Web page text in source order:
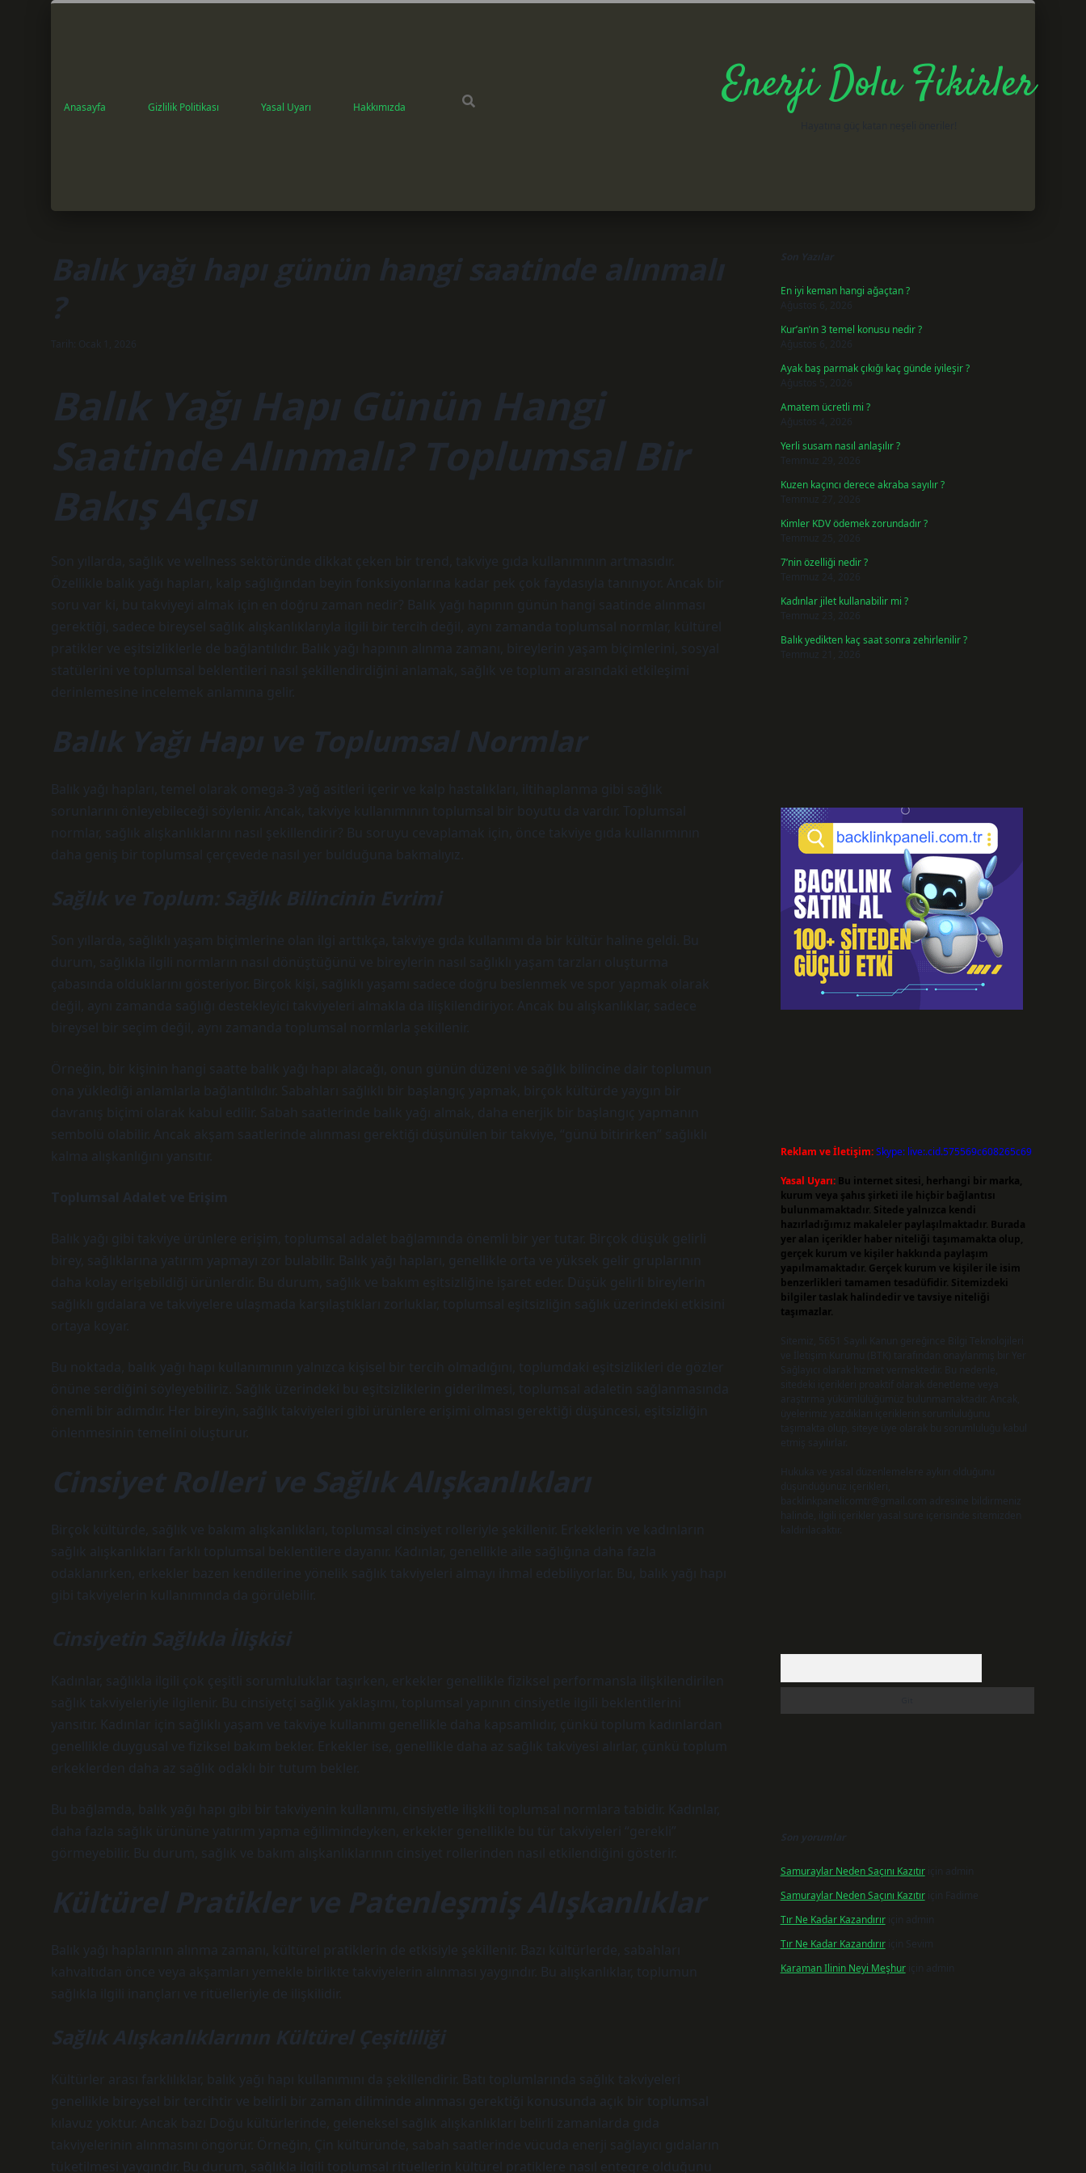
Anasayfa Gizlilik Politikası Yasal Uyarı Hakkımızda Enerji Dolu Fikirler
Balık yağı hapı günün hangi saatinde alınmalı
?
Tarih: Ocak 1, 2026
Balık Yağı Hapı Günün Hangi
Saatinde Alınmalı? Toplumsal Bir
Bakış Açısı
Son yıllarda, sağlık ve wellness sektöründe dikkat çeken bir trend, takviye gıda kullanımının artmasıdır.
Özellikle balık yağı hapları, kalp sağlığından beyin fonksiyonlarına kadar pek çok faydasıyla tanınıyor. Ancak bir
soru var ki, bu takviyeyi almak için en doğru zaman nedir? Balık yağı hapının günün hangi saatinde alınması
gerektiği, sadece bireysel sağlık alışkanlıklarıyla ilgili bir tercih değil, aynı zamanda toplumsal normlar, kültürel
pratikler ve eşitsizliklerle de bağlantılıdır. Balık yağı hapının alınma zamanı, bireylerin yaşam biçimlerini, sosyal
statülerini ve toplumsal beklentileri nasıl şekillendirdiğini anlamak, sağlık ve toplum arasındaki etkileşimi
derinlemesine incelemek anlamına gelir.
Balık Yağı Hapı ve Toplumsal Normlar
Balık yağı hapları, temel olarak omega-3 yağ asitleri içerir ve kalp hastalıkları, iltihaplanma gibi sağlık
sorunlarını önleyebileceği söylenir. Ancak, takviye kullanımının toplumsal bir boyutu da vardır. Toplumsal
normlar, sağlık alışkanlıklarını nasıl şekillendirir? Bu soruyu cevaplamak için, önce takviye gıda kullanımının
daha geniş bir toplumsal çerçevede nasıl yer bulduğuna bakmalıyız.
Sağlık ve Toplum: Sağlık Bilincinin Evrimi
Son yıllarda, sağlıklı yaşam biçimlerine olan ilgi arttıkça, takviye gıda kullanımı da bir kültür haline geldi. Bu
durum, sağlıkla ilgili normların nasıl dönüştüğünü ve bireylerin nasıl sağlıklı yaşam tarzları oluşturma
çabasında olduklarını gösteriyor. Birçok kişi, sağlıklı yaşamı sadece doğru beslenmek ve spor yapmak olarak
değil, aynı zamanda sağlığı destekleyici takviyeleri almakla da ilişkilendiriyor. Ancak bu alışkanlıklar, sadece
bireysel bir seçim değil, aynı zamanda toplumsal normlarla şekillenir.
Örneğin, bir kişinin hangi saatte balık yağı hapı alacağı, onun günün düzeni ve sağlık bilincine dair toplumun
ona yüklediği anlamlarla bağlantılıdır. Sabahları sağlıklı bir başlangıç yapmak, birçok kültürde yaygın bir
davranış biçimi olarak kabul edilir. Sabah saatlerinde balık yağı almak, daha enerjik bir başlangıç yapmanın
sembolü olabilir. Ancak akşam saatlerinde alınması gerektiği düşünülen bir takviye, “günü bitirirken” sağlıklı
kalma alışkanlığını yansıtır.
Toplumsal Adalet ve Erişim
Balık yağı gibi takviye ürünlere erişim, toplumsal adalet bağlamında önemli bir yer tutar. Birçok düşük gelirli
birey, sağlıklarına yatırım yapmayı zor bulabilir. Balık yağı hapları, genellikle orta ve yüksek gelir gruplarının
daha kolay erişebildiği ürünlerdir. Bu durum, sağlık ve bakım eşitsizliğine işaret eder. Düşük gelirli bireylerin
sağlıklı gıdalara ve takviyelere ulaşmada karşılaştıkları zorluklar, toplumsal eşitsizliğin sağlık üzerindeki etkisini
ortaya koyar.
Bu noktada, balık yağı hapı kullanımının yalnızca kişisel bir tercih olmadığını, toplumdaki eşitsizlikleri de gözler
önüne serdiğini söyleyebiliriz. Sağlık üzerindeki bu eşitsizliklerin giderilmesi, toplumsal adaletin sağlanmasında
önemli bir adımdır. Her bireyin, sağlık takviyeleri gibi ürünlere erişimi olması gerektiği düşüncesi, eşitsizliğin
önlenmesinin temelini oluşturur.
Cinsiyet Rolleri ve Sağlık Alışkanlıkları
Birçok kültürde, sağlık ve bakım alışkanlıkları, toplumsal cinsiyet rolleriyle şekillenir. Erkeklerin ve kadınların
sağlık alışkanlıkları farklı toplumsal beklentilere dayanır. Kadınlar, genellikle aile sağlığına daha fazla
odaklanırken, erkekler bazen kendilerine yönelik sağlık takviyeleri almayı ihmal edebiliyorlar. Bu, balık yağı hapı
gibi takviyelerin kullanımında da görülebilir.
Cinsiyetin Sağlıkla İlişkisi
Kadınlar, sağlıkla ilgili çok çeşitli sorumluluklar taşırken, erkekler genellikle fiziksel performansla ilişkilendirilen
sağlık takviyeleriyle ilgilenir. Bu cinsiyetçi sağlık yaklaşımı, toplumsal yapının cinsiyetle ilgili beklentilerini
yansıtır. Kadınlar için sağlıklı yaşam ve takviye kullanımı genellikle daha kapsamlıdır, çünkü toplum kadınlardan
genellikle duygusal ve fiziksel bakım bekler. Erkekler ise, genellikle daha az sağlık takviyesi alırlar, çünkü toplum
erkeklerden daha az sağlık odaklı bir tutum bekler.
Bu bağlamda, balık yağı hapı gibi bir takviyenin kullanımı, cinsiyetle ilişkili toplumsal normlara tabidir. Kadınlar,
daha fazla sağlık ürününe yatırım yapma eğilimindeyken, erkekler genellikle bu tür takviyeleri “gerekli”
görmeyebilir. Bu durum, sağlık ve bakım alışkanlıklarının cinsiyet rollerinden nasıl etkilendiğini gösterir.
Kültürel Pratikler ve Patenleşmiş Alışkanlıklar
Balık yağı haplarının alınma zamanı, kültürel pratiklerin de etkisiyle şekillenir. Bazı kültürlerde, sabahları
kahvaltıdan önce veya akşamları yemekle birlikte takviyelerin alınması yaygındır. Bu alışkanlıklar, toplumun
sağlıkla ilgili inançları ve ritüelleriyle de ilişkilidir.
Sağlık Alışkanlıklarının Kültürel Çeşitliliği
Kültürler arası farklılıklar, balık yağı hapı kullanımını da şekillendirir. Batı toplumlarında sağlık takviyeleri
genellikle bireysel bir tercihtir ve belirli bir zaman diliminde alınması gerektiği konusunda açık bir toplumsal
kılavuz yoktur. Ancak bazı Doğu kültürlerinde, geleneksel sağlık alışkanlıkları belirli zamanlarda gıda
takviyelerinin alınmasını öngörür. Örneğin, Çin kültüründe, sabah saatlerinde vücuda enerji sağlayıcı gıdaların
tüketilmesi yaygındır. Bu durum, sağlıkla ilgili toplumsal ritüellerin kültürel pratiklere nasıl entegre olduğunu
Son Yazılar
En iyi keman hangi ağaçtan ?
Ağustos 6, 2026
Kur’an’ın 3 temel konusu nedir ?
Ağustos 6, 2026
Ayak baş parmak çıkığı kaç günde iyileşir ?
Ağustos 5, 2026
Amatem ücretli mi ?
Ağustos 4, 2026
Yerli susam nasıl anlaşılır ?
Temmuz 29, 2026
Kuzen kaçıncı derece akraba sayılır ?
Temmuz 27, 2026
Kimler KDV ödemek zorundadır ?
Temmuz 25, 2026
7’nin özelliği nedir ?
Temmuz 24, 2026
Kadınlar jilet kullanabilir mi ?
Temmuz 23, 2026
Balık yedikten kaç saat sonra zehirlenilir ?
Temmuz 21, 2026
Reklam ve İletişim:Skype: live:.cid.575569c608265c69
Yasal Uyarı: Bu internet sitesi, herhangi bir marka,
kurum veya şahıs şirketi ile hiçbir bağlantısı
bulunmamaktadır. Sitede yalnızca kendi
hazırladığımız makaleler paylaşılmaktadır. Burada
yer alan içerikler haber niteliği taşımamakta olup,
gerçek kurum ve kişiler hakkında paylaşım
yapılmamaktadır. Gerçek kurum ve kişiler ile isim
benzerlikleri tamamen tesadüfidir. Sitemizdeki
bilgiler taslak halindedir ve tavsiye niteliği
taşımazlar.
Sitemiz, 5651 Sayılı Kanun gereğince Bilgi Teknolojileri
ve İletişim Kurumu (BTK) tarafından onaylanmış bir Yer
Sağlayıcı olarak hizmet vermektedir. Bu nedenle,
sitedeki içerikleri proaktif olarak denetleme veya
araştırma yükümlülüğümüz bulunmamaktadır. Ancak,
üyelerimiz yazdıkları içeriklerin sorumluluğunu
taşımakta olup, siteye üye olarak bu sorumluluğu kabul
etmiş sayılırlar.
Hukuka ve yasal düzenlemelere aykırı olduğunu
düşündüğünüz içerikleri,
backlinkpanelicomtr@gmail.com adresine bildirmeniz
halinde, ilgili içerikler yasal süre içerisinde sitemizden
kaldırılacaktır.
Son yorumlar
Samuraylar Neden Saçını Kazıtıriçin
admin
Samuraylar Neden Saçını Kazıtıriçin
Fadime
Tır Ne Kadar Kazandırıriçin
admin
Tır Ne Kadar Kazandırıriçin Sevim
Karaman Ilinin Neyi Meşhuriçin admin